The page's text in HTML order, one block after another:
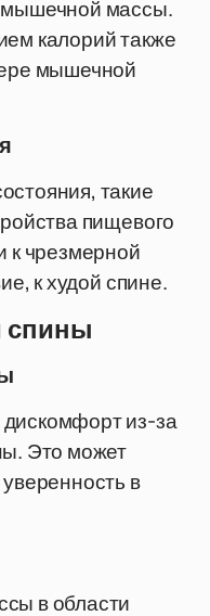
мышечной массы.
калорий также
мышечной
такие
пищевого
к чрезмерной
к худой спине.
спины
из-за
Это может
в
в области